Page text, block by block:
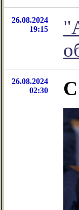
26.08.2024
19:15
26.08.2024
02:30
С